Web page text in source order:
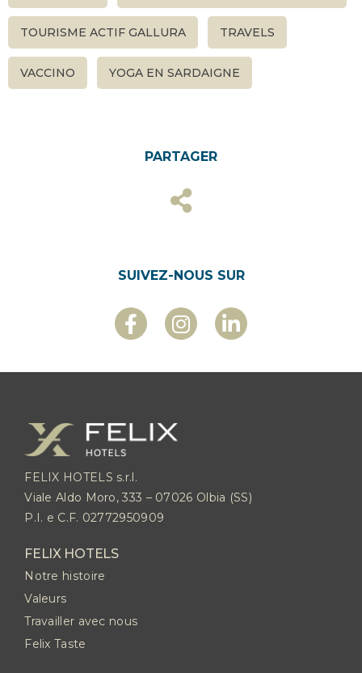
TOURISME ACTIF GALLURA TRAVELS
VACCINO YOGA EN SARDAIGNE
PARTAGER
SUIVEZ-NOUS SUR
FELIX HOTELS s.r.l.
Viale Aldo Moro, 333 – 07026 Olbia (SS)
P.I. e C.F. 02772950909
FELIX HOTELS
Notre histoire
Valeurs
Travailler avec nous
Felix Taste